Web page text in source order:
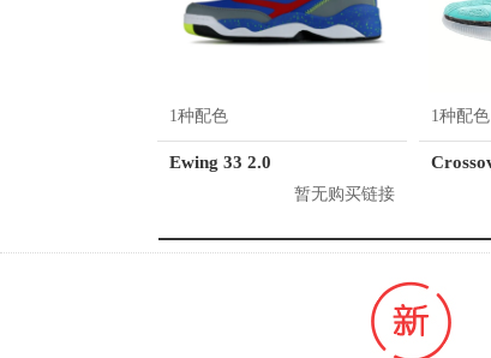
1种配色
Ewing 33 2.0
暂无购买链接
1种配色